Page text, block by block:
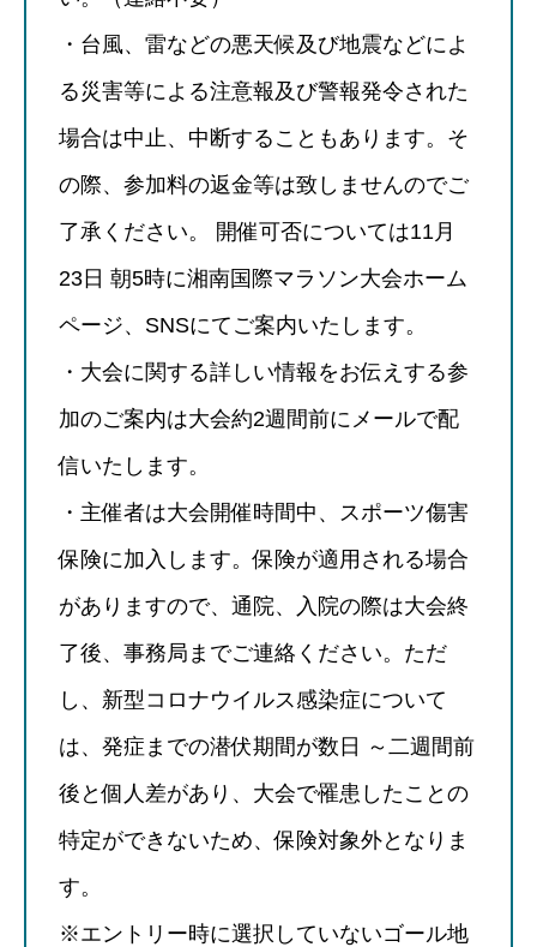
・台風、雷などの悪天候及び地震などによ
る災害等による注意報及び警報発令された
場合は中止、中断することもあります。そ
の際、参加料の返金等は致しませんのでご
了承ください。 開催可否については11月
23日 朝5時に湘南国際マラソン大会ホーム
ページ、SNSにてご案内いたします。
・大会に関する詳しい情報をお伝えする参
加のご案内は大会約2週間前にメールで配
信いたします。
・主催者は大会開催時間中、スポーツ傷害
保険に加入します。保険が適用される場合
がありますので、通院、入院の際は大会終
了後、事務局までご連絡ください。ただ
し、新型コロナウイルス感染症について
は、発症までの潜伏期間が数日 ～二週間前
後と個人差があり、大会で罹患したことの
特定ができないため、保険対象外となりま
す。
※エントリー時に選択していないゴール地